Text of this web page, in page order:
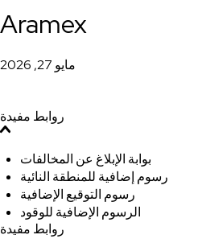
Aramex
مايو 27, 2026
روابط مفيدة
بوابة الإبلاغ عن المخالفات
رسوم إضافية للمنطقة النائية
رسوم التوقيع الإضافية
الرسوم الإضافية للوقود
روابط مفيدة